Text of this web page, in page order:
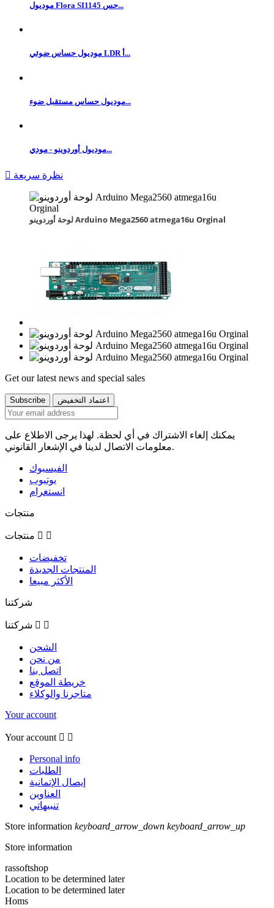
موديول Flora SI1145 حس...
موديول حساس ضوئي LDR أ...
موديول حساس مستقبل ضوء...
موديول أوردوينو - مودي...
 نظرة سريعة
لوحة أوردوينو Arduino Mega2560 atmega16u Orginal
Get our latest news and special sales
يمكنك إلغاء الاشتراك في أي لحظة. لهذا يرجى الاطلاع على
معلومات الاتصال لدينا في الإشعار القانوني.
الفيسبوك
يوتيوب
انستغرام
منتجات
منتجات  
تخفيضات
المنتجات الجديدة
الأكثر مبيعا
شركتنا
شركتنا  
الشحن
من نحن
اتصل بنا
خريطة الموقع
متاجرنا والوكلاء
Your account
Your account  
Personal info
الطلبات
إيصال الإتمانية
العناوين
تنبيهاتي
Store information keyboard_arrow_down keyboard_arrow_up
Store information
rassoftshop
Location to be determined later
Location to be determined later
Homs